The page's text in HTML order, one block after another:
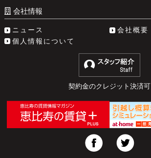
会社情報
ニュース
会社概要
個人情報について
契約金のクレジット決済可